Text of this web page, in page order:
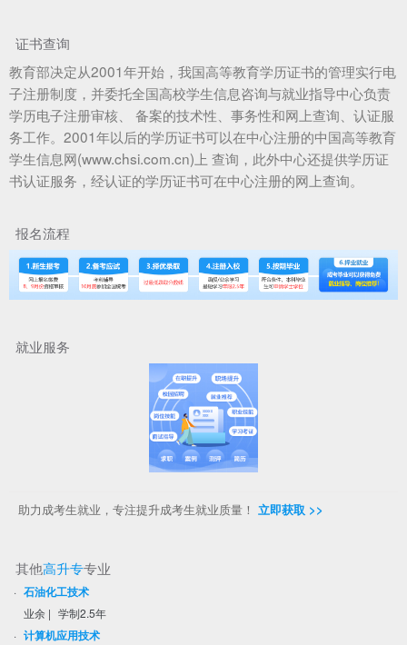
证书查询
教育部决定从2001年开始，我国高等教育学历证书的管理实行电
子注册制度，并委托全国高校学生信息咨询与就业指导中心负责
学历电子注册审核、 备案的技术性、事务性和网上查询、认证服
务工作。2001年以后的学历证书可以在中心注册的中国高等教育
学生信息网(www.chsi.com.cn)上 查询，此外中心还提供学历证
书认证服务，经认证的学历证书可在中心注册的网上查询。
报名流程
就业服务
助力成考生就业，专注提升成考生就业质量！ 立即获取 >>
其他高升专专业
· 石油化工技术
业余 | 学制2.5年
· 计算机应用技术